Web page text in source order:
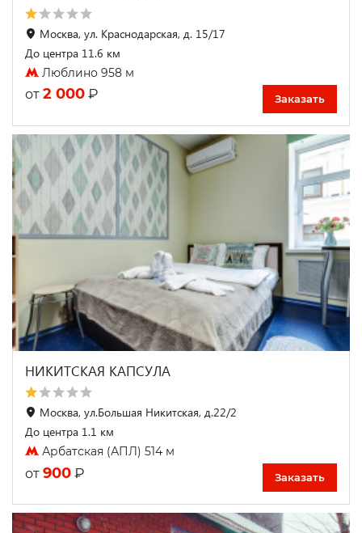
Москва, ул. Краснодарская, д. 15/17
До центра 11.6 км
Люблино 958 м
от 2 000 ₽ Заказать
НИКИТСКАЯ КАПСУЛА
Москва, ул.Большая Никитская, д.22/2
До центра 1.1 км
Арбатская (АПЛ) 514 м
от 900 ₽ Заказать